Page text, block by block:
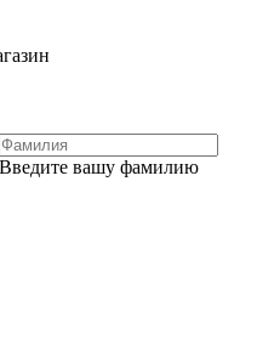
Введите вашу фамилию